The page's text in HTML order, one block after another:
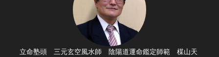
立命塾頭 三元玄空風水師 陰陽道運命鑑定師範 楳山天